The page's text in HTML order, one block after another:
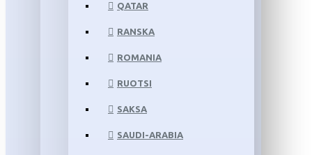
QATAR
RANSKA
ROMANIA
RUOTSI
SAKSA
SAUDI-ARABIA